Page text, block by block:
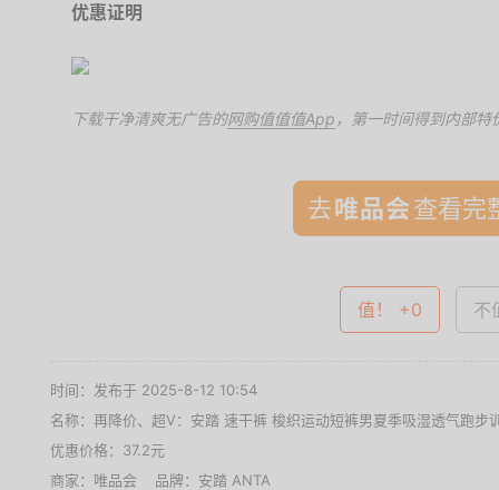
优惠证明
下载干净清爽无广告的网购值值值App ，第一时间得到内部特
去 查看完
值！ +0 不
时间：发布于 2025-8-12 10:54
名称： 再降价、超V：安踏 速干裤 梭织运动短裤男夏季吸湿透气跑步
优惠价格： 37.2元
商家： 唯品会 品牌： 安踏 ANTA